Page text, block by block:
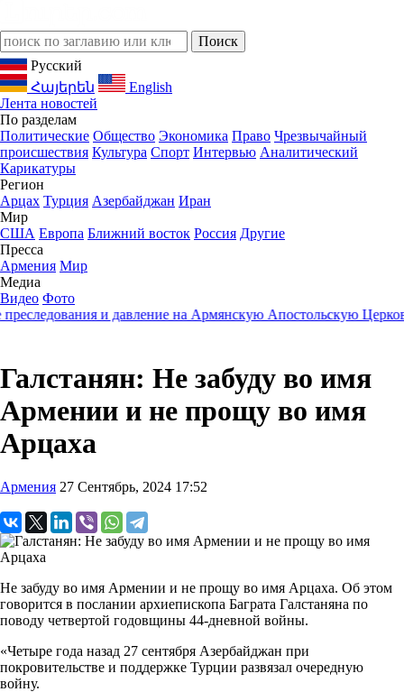
Русский
Հայերեն
English
Лента новостей
По разделам
Политические Общество Экономика Право Чрезвычайный
происшествия Культура Спорт Интервью Аналитический
Карикатуры
Регион
Арцах Турция Азербайджан Иран
Мир
США Европа Ближний восток Россия Другие
Пресса
Армения Мир
Медиа
Видео Фото
и давление на Армянскую Апостольскую Церковь
Галстанян: Не забуду во имя
Армении и не прощу во имя
Арцаха
Армения 27 Сентябрь, 2024 17:52
Не забуду во имя Армении и не прощу во имя Арцаха. Об этом
говорится в послании архиепископа Баграта Галстаняна по
поводу четвертой годовщины 44-дневной войны.
«Четыре года назад 27 сентября Азербайджан при
покровительстве и поддержке Турции развязал очередную
войну.